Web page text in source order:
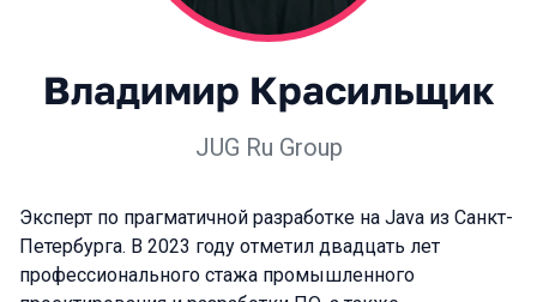
Владимир Красильщик
JUG Ru Group
Эксперт по прагматичной разработке на Java из Санкт-
Петербурга. В 2023 году отметил двадцать лет
профессионального стажа промышленного